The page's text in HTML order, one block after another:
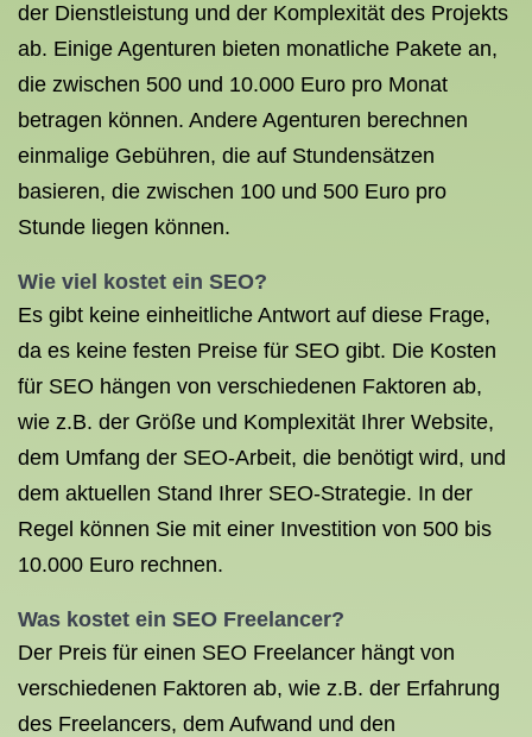
der Dienstleistung und der Komplexität des Projekts
ab. Einige Agenturen bieten monatliche Pakete an,
die zwischen 500 und 10.000 Euro pro Monat
betragen können. Andere Agenturen berechnen
einmalige Gebühren, die auf Stundensätzen
basieren, die zwischen 100 und 500 Euro pro
Stunde liegen können.
Wie viel kostet ein SEO?
Es gibt keine einheitliche Antwort auf diese Frage,
da es keine festen Preise für SEO gibt. Die Kosten
für SEO hängen von verschiedenen Faktoren ab,
wie z.B. der Größe und Komplexität Ihrer Website,
dem Umfang der SEO-Arbeit, die benötigt wird, und
dem aktuellen Stand Ihrer SEO-Strategie. In der
Regel können Sie mit einer Investition von 500 bis
10.000 Euro rechnen.
Was kostet ein SEO Freelancer?
Der Preis für einen SEO Freelancer hängt von
verschiedenen Faktoren ab, wie z.B. der Erfahrung
des Freelancers, dem Aufwand und den